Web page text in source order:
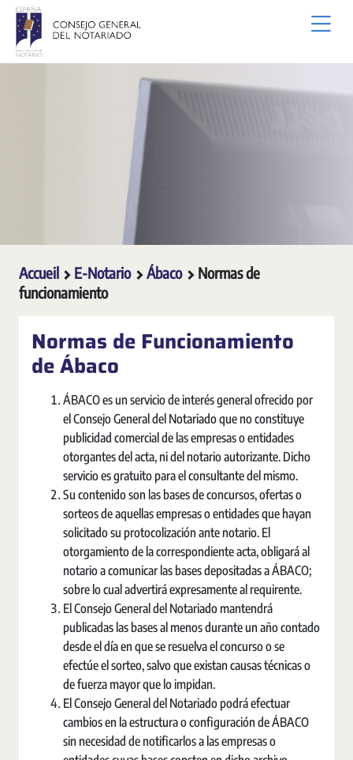
Saut au contenu principal
Accueil E-Notario Ábaco
Normas de
funcionamiento
Normas de Funcionamiento
de Ábaco
ÁBACO es un servicio de interés general ofrecido por
el Consejo General del Notariado que no constituye
publicidad comercial de las empresas o entidades
otorgantes del acta, ni del notario autorizante. Dicho
servicio es gratuito para el consultante del mismo.
Su contenido son las bases de concursos, ofertas o
sorteos de aquellas empresas o entidades que hayan
solicitado su protocolización ante notario. El
otorgamiento de la correspondiente acta, obligará al
notario a comunicar las bases depositadas a ÁBACO;
sobre lo cual advertirá expresamente al requirente.
El Consejo General del Notariado mantendrá
publicadas las bases al menos durante un año contado
desde el día en que se resuelva el concurso o se
efectúe el sorteo, salvo que existan causas técnicas o
de fuerza mayor que lo impidan.
El Consejo General del Notariado podrá efectuar
cambios en la estructura o configuración de ÁBACO
sin necesidad de notificarlos a las empresas o